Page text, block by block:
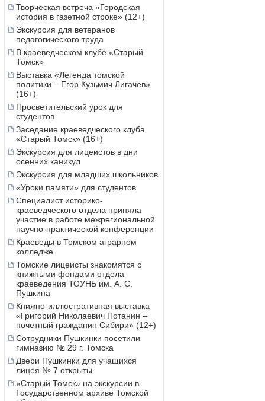
Творческая встреча «Городская
история в газетной строке» (12+)
Экскурсия для ветеранов
педагогического труда
В краеведческом клубе «Старый
Томск»
Выставка «Легенда томской
политики – Егор Кузьмич Лигачев»
(16+)
Просветительский урок для
студентов
Заседание краеведческого клуба
«Старый Томск» (16+)
Экскурсия для лицеистов в дни
осенних каникул
Экскурсия для младших школьников
«Уроки памяти» для студентов
Специалист историко-
краеведческого отдела приняла
участие в работе межрегиональной
научно-практической конференции
Краеведы в Томском аграрном
колледже
Томские лицеисты знакомятся с
книжными фондами отдела
краеведения ТОУНБ им. А. С.
Пушкина
Книжно-иллюстративная выставка
«Григорий Николаевич Потанин –
почетный гражданин Сибири» (12+)
Сотрудники Пушкинки посетили
гимназию № 29 г. Томска
Двери Пушкинки для учащихся
лицея № 7 открыты
«Старый Томск» на экскурсии в
Государственном архиве Томской